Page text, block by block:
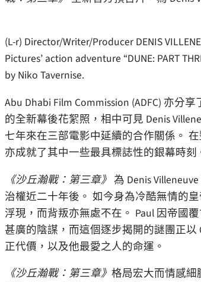
(L-r) Director/Writer/Producer DENIS
Pictures’ action adventure “DUNE: PART
by Niko Tavernise.
Abu Dhabi Film Commission (ADFC) 亦分享
的全新幕後花絮照，相中可見 Denis
七年來在三部電影中延續的合作關係。
亦成就了其中一些最具標誌性的銀幕時刻
《沙丘瀚戰：第三章》 為 Denis
治權近二十年後。 如今身為冷酷無情的
浮現，而背叛亦無處不在。 Paul 因帝國
甚廣的陰謀，而這個逐步揭開的謎團正
正代價，以及他最愛之人的命運。
《沙丘瀚戰：第三章》 格局宏大而情感